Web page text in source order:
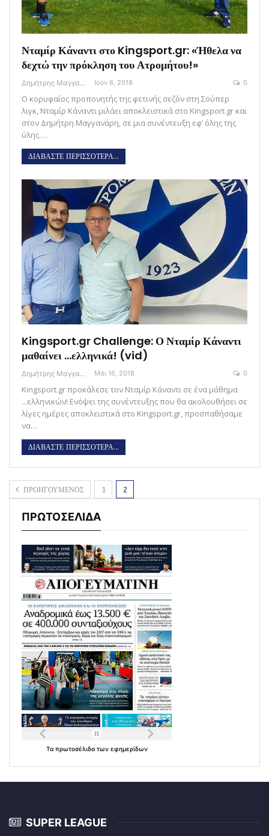
Νταμίρ Κάναντι στο Kingsport.gr: «Ήθελα να
δεχτώ την πρόκληση του Ατρομήτου!»
Δημήτρης Μαγγανάρης Ιούν 8, 2018 0
Ο κορυφαίος προπονητής της φετινής σεζόν στη Σούπερ
λιγκ, Νταμίρ Κάναντι μιλάει αποκλειστικά στο Kingsport.gr και
στον Δημήτρη Μαγγανάρη, σε μια συνέντευξη εφ’ όλης της
ύλης.…
ΔΙΑΒΑΣΤΕ ΠΕΡΙΣΣΟΤΕΡΑ...
Kingsport.gr Challenge: Ο Νταμίρ Κάναντι
μαθαίνει …ελληνικά! (vid)
Δημήτρης Μαγγανάρης Μάι 16, 2018 0
Kingsport.gr προκάλεσε τον Νταμίρ Κάναντι σε ένα μάθημα
...ελληνικών! Ενόψει της συνέντευξης που θα ακολουθήσει σε
λίγες ημέρες αποκλειστικά στο Kingsport.gr, προσπαθήσαμε
να…
ΔΙΑΒΑΣΤΕ ΠΕΡΙΣΣΟΤΕΡΑ...
ΠΡΟΗΓΟΥΜΕΝΟΣ 1 2
ΠΡΩΤΟΣΕΛΙΔΑ
Τα πρωτοσέλιδα των εφημερίδων
SUPER LEAGUE